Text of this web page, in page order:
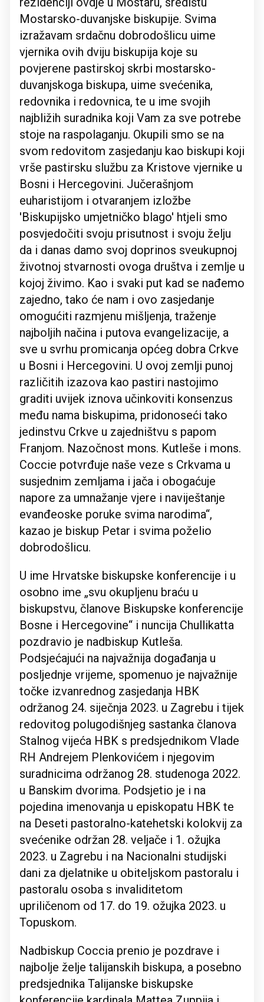
Mostarsko-duvanjske biskupije. Svima
izražavam srdačnu dobrodošlicu uime
vjernika ovih dviju biskupija koje su
povjerene pastirskoj skrbi mostarsko-
duvanjskoga biskupa, uime svećenika,
redovnika i redovnica, te u ime svojih
najbližih suradnika koji Vam za sve potrebe
stoje na raspolaganju. Okupili smo se na
svom redovitom zasjedanju kao biskupi koji
vrše pastirsku službu za Kristove vjernike u
Bosni i Hercegovini. Jučerašnjom
euharistijom i otvaranjem izložbe
'Biskupijsko umjetničko blago' htjeli smo
posvjedočiti svoju prisutnost i svoju želju
da i danas damo svoj doprinos sveukupnoj
životnoj stvarnosti ovoga društva i zemlje u
kojoj živimo. Kao i svaki put kad se nađemo
zajedno, tako će nam i ovo zasjedanje
omogućiti razmjenu mišljenja, traženje
najboljih načina i putova evangelizacije, a
sve u svrhu promicanja općeg dobra Crkve
u Bosni i Hercegovini. U ovoj zemlji punoj
različitih izazova kao pastiri nastojimo
graditi uvijek iznova učinkoviti konsenzus
među nama biskupima, pridonoseći tako
jedinstvu Crkve u zajedništvu s papom
Franjom. Nazočnost mons. Kutleše i mons.
Coccie potvrđuje naše veze s Crkvama u
susjednim zemljama i jača i obogaćuje
napore za umnažanje vjere i naviještanje
evanđeoske poruke svima narodima“,
kazao je biskup Petar i svima poželio
dobrodošlicu.
U ime Hrvatske biskupske konferencije i u
osobno ime „svu okupljenu braću u
biskupstvu, članove Biskupske konferencije
Bosne i Hercegovine“ i nuncija Chullikatta
pozdravio je nadbiskup Kutleša.
Podsjećajući na najvažnija događanja u
posljednje vrijeme, spomenuo je najvažnije
točke izvanrednog zasjedanja HBK
održanog 24. siječnja 2023. u Zagrebu i tijek
redovitog polugodišnjeg sastanka članova
Stalnog vijeća HBK s predsjednikom Vlade
RH Andrejem Plenkovićem i njegovim
suradnicima održanog 28. studenoga 2022.
u Banskim dvorima. Podsjetio je i na
pojedina imenovanja u episkopatu HBK te
na Deseti pastoralno-katehetski kolokvij za
svećenike održan 28. veljače i 1. ožujka
2023. u Zagrebu i na Nacionalni studijski
dani za djelatnike u obiteljskom pastoralu i
pastoralu osoba s invaliditetom
upriličenom od 17. do 19. ožujka 2023. u
Topuskom.
Nadbiskup Coccia prenio je pozdrave i
najbolje želje talijanskih biskupa, a posebno
predsjednika Talijanske biskupske